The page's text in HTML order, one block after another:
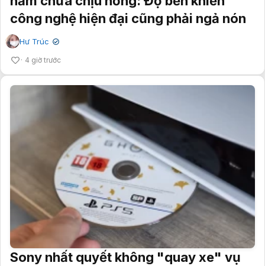
công nghệ hiện đại cũng phải ngả nón
Hư Trúc ✔
4 giờ trước
Sony nhất quyết không "quay xe" vụ